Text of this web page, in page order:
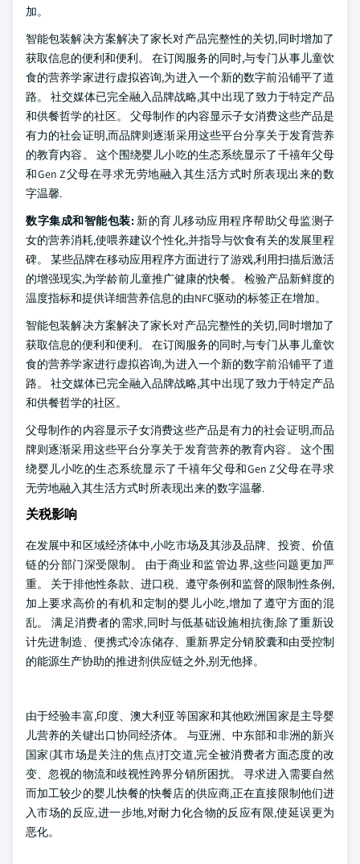
加。
智能包装解决方案解决了家长对产品完整性的关切,同时增加了
获取信息的便利和便利。 在订阅服务的同时,与专门从事儿童饮
食的营养学家进行虚拟咨询,为进入一个新的数字前沿铺平了道
路。 社交媒体已完全融入品牌战略,其中出现了致力于特定产品
和供餐哲学的社区。 父母制作的内容显示子女消费这些产品是
有力的社会证明,而品牌则逐渐采用这些平台分享关于发育营养
的教育内容。 这个围绕婴儿小吃的生态系统显示了千禧年父母
和Gen Z父母在寻求无劳地融入其生活方式时所表现出来的数
字温馨.
数字集成和智能包装: 新的育儿移动应用程序帮助父母监测子
女的营养消耗,使喂养建议个性化,并指导与饮食有关的发展里程
碑。 某些品牌在移动应用程序方面进行了游戏,利用扫描后激活
的增强现实,为学龄前儿童推广健康的快餐。 检验产品新鲜度的
温度指标和提供详细营养信息的由NFC驱动的标签正在增加。
智能包装解决方案解决了家长对产品完整性的关切,同时增加了
获取信息的便利和便利。 在订阅服务的同时,与专门从事儿童饮
食的营养学家进行虚拟咨询,为进入一个新的数字前沿铺平了道
路。 社交媒体已完全融入品牌战略,其中出现了致力于特定产品
和供餐哲学的社区。
父母制作的内容显示子女消费这些产品是有力的社会证明,而品
牌则逐渐采用这些平台分享关于发育营养的教育内容。 这个围
绕婴儿小吃的生态系统显示了千禧年父母和Gen Z父母在寻求
无劳地融入其生活方式时所表现出来的数字温馨.
关税影响
在发展中和区域经济体中,小吃市场及其涉及品牌、投资、价值
链的分部门深受限制。 由于商业和监管边界,这些问题更加严
重。 关于排他性条款、进口税、遵守条例和监督的限制性条例,
加上要求高价的有机和定制的婴儿小吃,增加了遵守方面的混
乱。 满足消费者的需求,同时与低基础设施相抗衡,除了重新设
计先进制造、便携式冷冻储存、重新界定分销胶囊和由受控制
的能源生产协助的推进剂供应链之外,别无他择。
由于经验丰富,印度、澳大利亚等国家和其他欧洲国家是主导婴
儿营养的关键出口协同经济体。 与亚洲、中东部和非洲的新兴
国家(其市场是关注的焦点)打交道,完全被消费者方面态度的改
变、忽视的物流和歧视性跨界分销所困扰。 寻求进入需要自然
而加工较少的婴儿快餐的快餐店的供应商,正在直接限制他们进
入市场的反应,进一步地,对耐力化合物的反应有限,使延误更为
恶化。